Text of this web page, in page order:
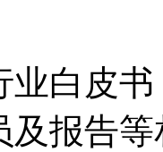
业白皮
及报告